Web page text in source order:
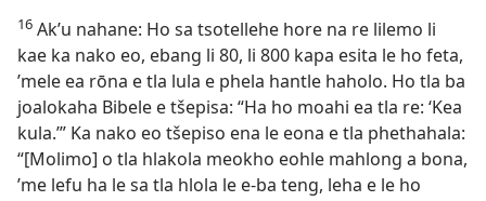
16 Ak’u nahane: Ho sa tsotellehe hore na re lilemo li
kae ka nako eo, ebang li 80, li 800 kapa esita le ho feta,
’mele ea rōna e tla lula e phela hantle haholo. Ho tla ba
joalokaha Bibele e tšepisa: “Ha ho moahi ea tla re: ‘Kea
kula.’” Ka nako eo tšepiso ena le eona e tla phethahala:
“[Molimo] o tla hlakola meokho eohle mahlong a bona,
’me lefu ha le sa tla hlola le e-ba teng, leha e le ho